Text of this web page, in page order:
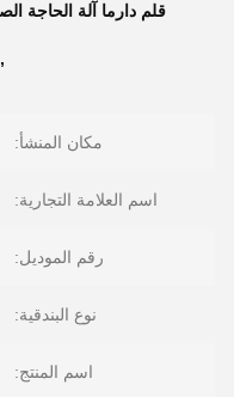
,
مكان المنشأ:
اسم العلامة التجارية:
رقم الموديل:
نوع البندقية:
اسم المنتج: